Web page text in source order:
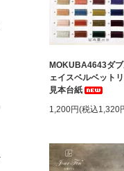
MOKUBA4643ダ
ェイスベルベット
見本台紙
1,200円(税込1,320